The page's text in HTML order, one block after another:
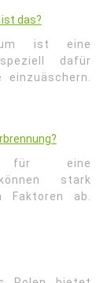
das?
ist eine
dafür
für eine
stark
Faktoren ab.